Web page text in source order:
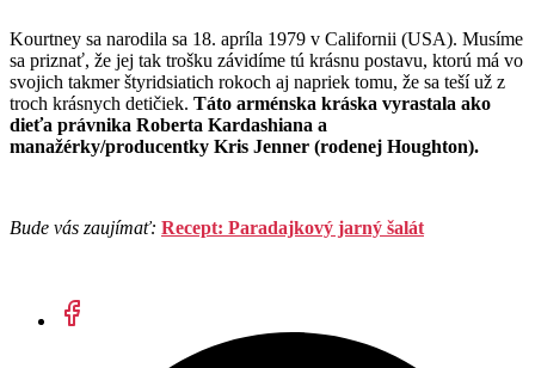
Kourtney sa narodila sa 18. apríla 1979 v Californii (USA). Musíme
sa priznať, že jej tak trošku závidíme tú krásnu postavu, ktorú má vo
svojich takmer štyridsiatich rokoch aj napriek tomu, že sa teší už z
troch krásnych detičiek. Táto arménska kráska vyrastala ako
dieťa právnika Roberta Kardashiana a
manažérky/producentky Kris Jenner (rodenej Houghton).
Bude vás zaujímať: Recept: Paradajkový jarný šalát